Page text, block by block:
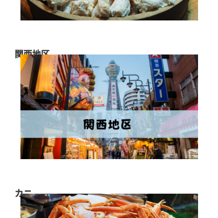
関西地区
カニ